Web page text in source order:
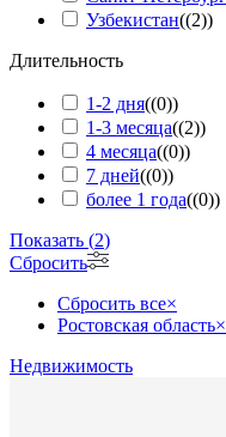
Узбекистан((2))
Длительность
1-2 дня((0))
1-3 месяца((2))
4 месяца((0))
7 дней((0))
более 1 года((0))
Показать (2)
Сбросить
Сбросить все×
Ростовская область×
Недвижимость